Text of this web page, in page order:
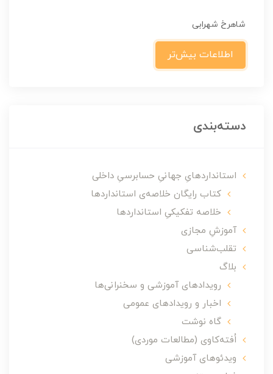
شاهرخ شهرابی
اطلاعات بیش‌تر
دسته‌بندی
استانداردهایِ جهانیِ حسابرسیِ داخلی
کتاب رایگان خلاصه‌ی استانداردها
خلاصه تفکیکیِ استانداردها
آموزشِ مجازی
تقلب‌شناسی
بلاگ
رویدادهای آموزشی و سخنرانی‌ها
اخبار و رویدادهای عمومی
گاه نوشت
اُفته‌کاوی (مطالعات موردی)
ویدئوهای آموزشی